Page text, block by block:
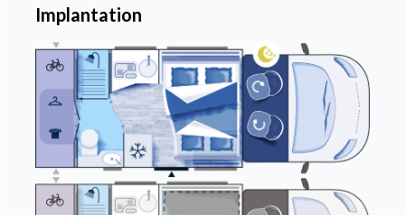
Implantation